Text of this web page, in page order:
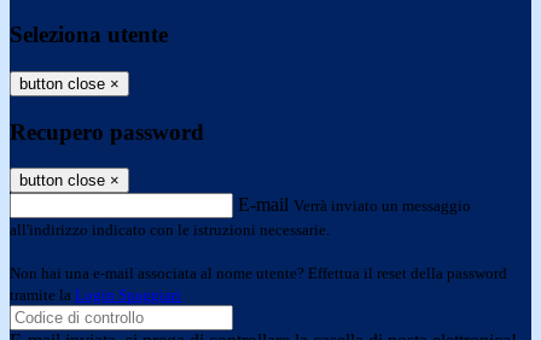
Seleziona utente
button close ×
Recupero password
button close ×
E-mail Verrà inviato un messaggio
all'indirizzo indicato con le istruzioni necessarie.
Non hai una e-mail associata al nome utente? Effettua il reset della password
tramite la Login Spaggiari